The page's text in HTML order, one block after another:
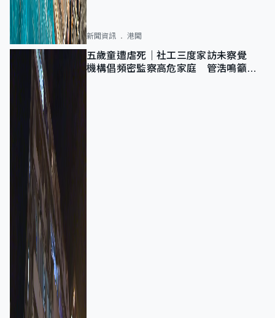
新聞資訊 港聞
五歲童遭虐死｜社工三度家訪未察覺
機構倡頻密監察高危家庭 管浩鳴籲加